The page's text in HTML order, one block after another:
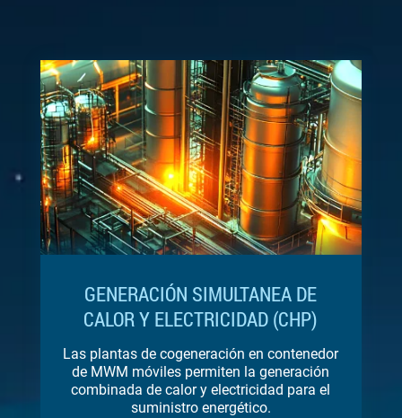
GENERACIÓN SIMULTANEA DE
CALOR Y ELECTRICIDAD (CHP)
Las plantas de cogeneración en contenedor
de MWM móviles permiten la generación
combinada de calor y electricidad para el
suministro energético.